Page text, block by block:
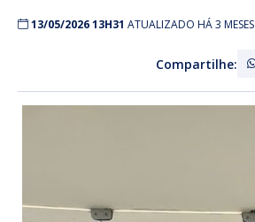
13/05/2026 13H31 ATUALIZADO HÁ 3 MESES
Compartilhe: